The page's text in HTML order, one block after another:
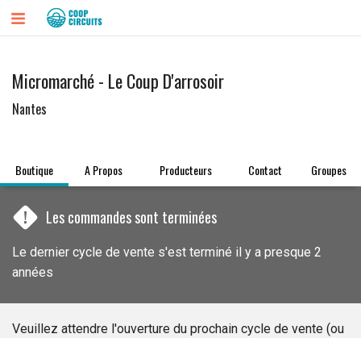
Micromarché - Le Coup D'arrosoir
Nantes
Boutique A Propos Producteurs Contact Groupes
! Les commandes sont terminées
Le dernier cycle de vente s'est terminé il y a presque 2
années
Veuillez attendre l'ouverture du prochain cycle de vente (ou